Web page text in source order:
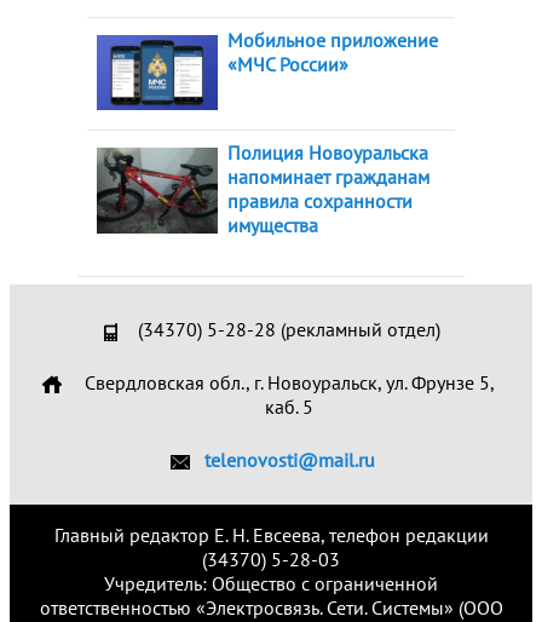
Мобильное приложение
«МЧС России»
Полиция Новоуральска
напоминает гражданам
правила сохранности
имущества
(34370) 5-28-28 (рекламный отдел)
Свердловская обл., г. Новоуральск, ул. Фрунзе 5,
каб. 5
telenovosti@mail.ru
Главный редактор Е. Н. Евсеева, телефон редакции
(34370) 5-28-03
Учредитель: Общество с ограниченной
ответственностью «Электросвязь. Сети. Системы» (ООО